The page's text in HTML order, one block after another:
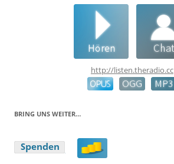
http://listen.theradio.cc
BRING UNS WEITER…